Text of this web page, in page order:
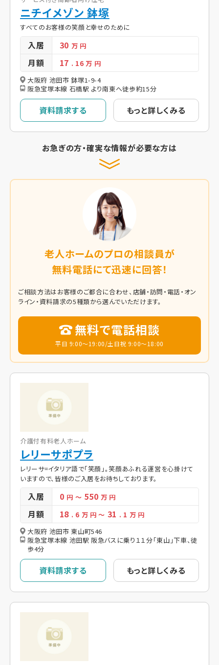
ニチイメゾン 鉢塚
すべてのお客様の笑顔と幸せのために
入居 30万 円
月額 17 . 16万 円
大阪府 池田市 鉢塚1-9-4
阪急宝塚本線 石橋駅 より南東へ徒歩約15分
資料請求する もっと詳しくみる
お急ぎの方・確実な情報が必要な方は
老人ホームのプロの相談員が
無料電話にて迅速に回答！
ご相談方法はお客様のご都合に合わせ、店舗・訪問・電話・オン
ライン・資料請求の5種類から選んでいただけます。
無料で電話相談
平日 9:00～19:00/土日祝 9:00～18:00
介護付有料老人ホーム
レリーサポプラ
レリーサ=イタリア語で「笑顔」。笑顔あふれる運営を心掛けて
いますので、皆様のご入居をお待ちしております。
入居 0 円 ～ 550万 円
月額 18 . 6 万 円～ 31 . 1 万 円
大阪府 池田市 東山町546
阪急宝塚本線 池田駅 阪急バスに乗り１１分「東山」下車、徒
歩4分
資料請求する もっと詳しくみる